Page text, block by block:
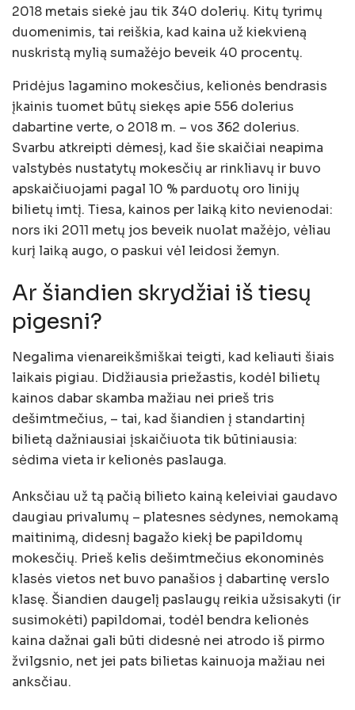
2018 metais siekė jau tik 340 dolerių. Kitų tyrimų
duomenimis, tai reiškia, kad kaina už kiekvieną
nuskristą mylią sumažėjo beveik 40 procentų.
Pridėjus lagamino mokesčius, kelionės bendrasis
įkainis tuomet būtų siekęs apie 556 dolerius
dabartine verte, o 2018 m. – vos 362 dolerius.
Svarbu atkreipti dėmesį, kad šie skaičiai neapima
valstybės nustatytų mokesčių ar rinkliavų ir buvo
apskaičiuojami pagal 10 % parduotų oro linijų
bilietų imtį. Tiesa, kainos per laiką kito nevienodai:
nors iki 2011 metų jos beveik nuolat mažėjo, vėliau
kurį laiką augo, o paskui vėl leidosi žemyn.
Ar šiandien skrydžiai iš tiesų
pigesni?
Negalima vienareikšmiškai teigti, kad keliauti šiais
laikais pigiau. Didžiausia priežastis, kodėl bilietų
kainos dabar skamba mažiau nei prieš tris
dešimtmečius, – tai, kad šiandien į standartinį
bilietą dažniausiai įskaičiuota tik būtiniausia:
sėdima vieta ir kelionės paslauga.
Anksčiau už tą pačią bilieto kainą keleiviai gaudavo
daugiau privalumų – platesnes sėdynes, nemokamą
maitinimą, didesnį bagažo kiekį be papildomų
mokesčių. Prieš kelis dešimtmečius ekonominės
klasės vietos net buvo panašios į dabartinę verslo
klasę. Šiandien daugelį paslaugų reikia užsisakyti (ir
susimokėti) papildomai, todėl bendra kelionės
kaina dažnai gali būti didesnė nei atrodo iš pirmo
žvilgsnio, net jei pats bilietas kainuoja mažiau nei
anksčiau.